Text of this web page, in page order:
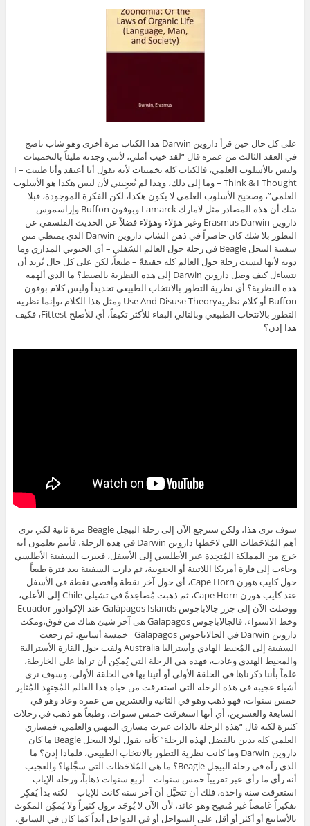
على كل حال حين قرأ داروين Darwin هذا الكتاب مرة أخرى وهو شاب ناضج
في العقد الثالث من عمره قال “لقد خيب أملي، لأنني وجدته مليئاً بالتخمينات
وليس بالأسلوب العلمي، فالكتاب كله تخمينات لأنه يقول أنا أعتقد وأنا ظننت – I
Think & I Thought – وما إلى ذلك، وهذا لم يُعجِبني لأن ليس هكذا هو الأسلوب
العلمي”، وصحيح الأسلوب العلمي لا يكون هكذا، لكن الفكرة الموجودة، فبلا
شك أن هذه المصادر مثل لامارك Lamarck وبوفون Buffon وإراسموس
داروين Erasmus Darwin وغير هؤلاء وهؤلاء فضلاً عن الحديث الفلسفي عن
التطور بلا شك كان حاضراً في ذهن الشاب داروين Darwin الذي يمتطي متن
سفينة البيجل Beagle في رحلة حول العالم السُفلي – أي الجنوبي المداري وما
دونه لأنها ليست رحلة حول العالم كله حقيقةً – طبعاً، لكن على كل حال نُريد أن
نتساءل كيف وصل داروين Darwin إلى هذه النظرية بالضبط؟ ما الذي ألهمه
هذه النظرية؟ أي نظرية التطور بالانتخاب الطبيعي تحديداً وليس كلام بوفون
Buffon أو كلام نظريةUse And Disuse Theory ومثل هذا الكلام ،وإنما نظرية
التطور بالانتخاب الطبيعي وبالتالي البقاء للأكثر تكيفاً، أي للأصلح Fittest، فكيف
هذا إذن؟
سوف نرى هذا، ولكن سنرجع الآن إلى رحلة البيجل Beagle مرة ثانية لكي نرى
أهم المُلاحَظات اللي لاحَظها داروين Darwin في هذه الرحلة، فأنتم تعلمون أنه
خرج من المملكة المُتحِدة عبر الأطلسي إلى الأسفل، فعبرت السفينة الأطلسي
وجاءت إلى قارة أمريكا اللاتينة أو الجنوبية، ثم دارت السفينة بعد فترة طبعاً
حول كايب هورن Cape Horn، أي حول آخر نقطة وأقصى نقطة في الأسفل
عند كايب هورن Cape Horn، ثم ذهبت مُصاعِدةً في تشيلي Chile إلى الأعلى،
ووصلت الآن إلى جزر جالاباجوس Galápagos Islands عند الإكوادور Ecuador
وخط الاستواء، فالجالاباجوس Galapagos هى آخر شيئ هناك من فوق،ومكث
داروين Darwin في الجالاباجوس Galapagos خمسة أسابيع، ثم رجعت
السفينة إلى المُحيط الهادي وأستراليا Australia ولفت حول القارة الأسترالية
والمحيط الهندي وعادت، فهذه هى الرحلة التي يُمكِن أن تراها على الخارطة،
علماً بأننا ذكرناها في الحلقة الأولى أو أتينا بها في الحلقة الأولى، وسوف نرى
أشياء عجيبة في هذه الرحلة التي استغرقت من حياة هذا العالم المُجتهِد المُثابِر
خمس سنوات، فهو ذهب وهو في الثانية والعشرين من عمره وعاد وهو في
السابعة والعشرين، أي أنها استغرقت خمس سنوات، وطبعاً هو ذهب في رحلات
كثيرة لكنه قال “هذه الرحلة بالذات غيرت مساري المهني والعلمي، فمساري
العلمي كله يدين بالفضل لهذه الرحلة” كأنه يقول لولا البيجل Beagle ما كان
داروين Darwin وما كانت نظرية التطور بالانتخاب الطبيعي، فلماذا إذن؟ ما
الذي رآه في رحلة البيجل Beagle؟ ما هى المُلاحَظات التي سجَّلها؟ والعجيب
أنه رأى ما رأى عبر تقريباً خمس سنوات – أربع سنوات ذهاباً، ورحلة الإياب
استغرقت سنة واحدة، فلك أن تتخيَّل أن آخر سنة كانت للإياب – لكنه بدأ يُفكِر
تفكيراً غامضاً غير مُتضِح وهو عائد، لأن الآن لا يُوجَد نزول كثيراً ولا يُمكِن المكوث
بالأسابيع أو أكثر أو أقل على السواحل أو في الدواخل أبداً كما كان في السابق،